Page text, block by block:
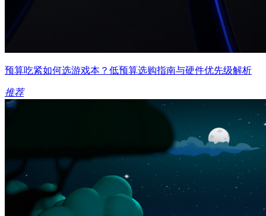
预算吃紧如何选游戏本？低预算选购指南与硬件优先级解析
推荐